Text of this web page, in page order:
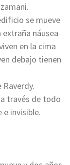
se mueve
náusea
en la cima
debajo tienen
Raverdy.
través de todo
e invisible.